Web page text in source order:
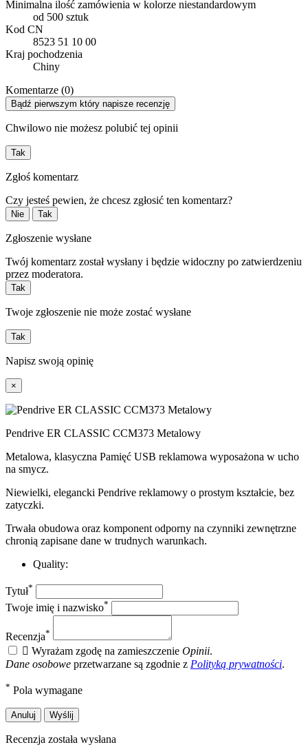
Minimalna ilość zamówienia w kolorze niestandardowym
od 500 sztuk
Kod CN
8523 51 10 00
Kraj pochodzenia
Chiny
Komentarze (0)
Bądź pierwszym który napisze recenzję
Chwilowo nie możesz polubić tej opinii
Tak
Zgłoś komentarz
Czy jesteś pewien, że chcesz zgłosić ten komentarz?
Nie Tak
Zgłoszenie wysłane
Twój komentarz został wysłany i będzie widoczny po zatwierdzeniu
przez moderatora.
Tak
Twoje zgłoszenie nie może zostać wysłane
Tak
Napisz swoją opinię
×
Pendrive ER CLASSIC CCM373 Metalowy
Metalowa, klasyczna Pamięć USB reklamowa wyposażona w ucho
na smycz.
Niewielki, elegancki Pendrive reklamowy o prostym kształcie, bez
zatyczki.
Trwała obudowa oraz komponent odporny na czynniki zewnętrzne
chronią zapisane dane w trudnych warunkach.
Quality:
Tytuł*
Twoje imię i nazwisko*
Recenzja*
 Wyrażam zgodę na zamieszczenie Opinii.
Dane osobowe przetwarzane są zgodnie z Polityką prywatności.
* Pola wymagane
Anuluj Wyślij
Recenzja została wysłana